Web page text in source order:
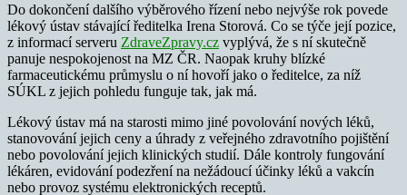
Do dokončení dalšího výběrového řízení nebo nejvýše rok povede
lékový ústav stávající ředitelka Irena Storová. Co se týče její pozice,
z informací serveru ZdraveZpravy.cz vyplývá, že s ní skutečně
panuje nespokojenost na MZ ČR. Naopak kruhy blízké
farmaceutickému průmyslu o ní hovoří jako o ředitelce, za níž
SÚKL z jejich pohledu funguje tak, jak má.
Lékový ústav má na starosti mimo jiné povolování nových léků,
stanovování jejich ceny a úhrady z veřejného zdravotního pojištění
nebo povolování jejich klinických studií. Dále kontroly fungování
lékáren, evidování podezření na nežádoucí účinky léků a vakcín
nebo provoz systému elektronických receptů.